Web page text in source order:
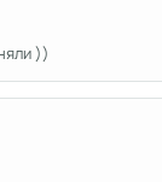
))